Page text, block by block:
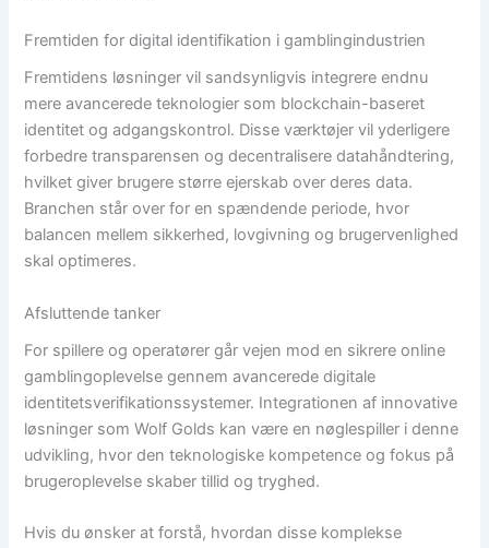
Fremtiden for digital identifikation i gamblingindustrien
Fremtidens løsninger vil sandsynligvis integrere endnu
mere avancerede teknologier som blockchain-baseret
identitet og adgangskontrol. Disse værktøjer vil yderligere
forbedre transparensen og decentralisere datahåndtering,
hvilket giver brugere større ejerskab over deres data.
Branchen står over for en spændende periode, hvor
balancen mellem sikkerhed, lovgivning og brugervenlighed
skal optimeres.
Afsluttende tanker
For spillere og operatører går vejen mod en sikrere online
gamblingoplevelse gennem avancerede digitale
identitetsverifikationssystemer. Integrationen af innovative
løsninger som Wolf Golds kan være en nøglespiller i denne
udvikling, hvor den teknologiske kompetence og fokus på
brugeroplevelse skaber tillid og tryghed.
Hvis du ønsker at forstå, hvordan disse komplekse